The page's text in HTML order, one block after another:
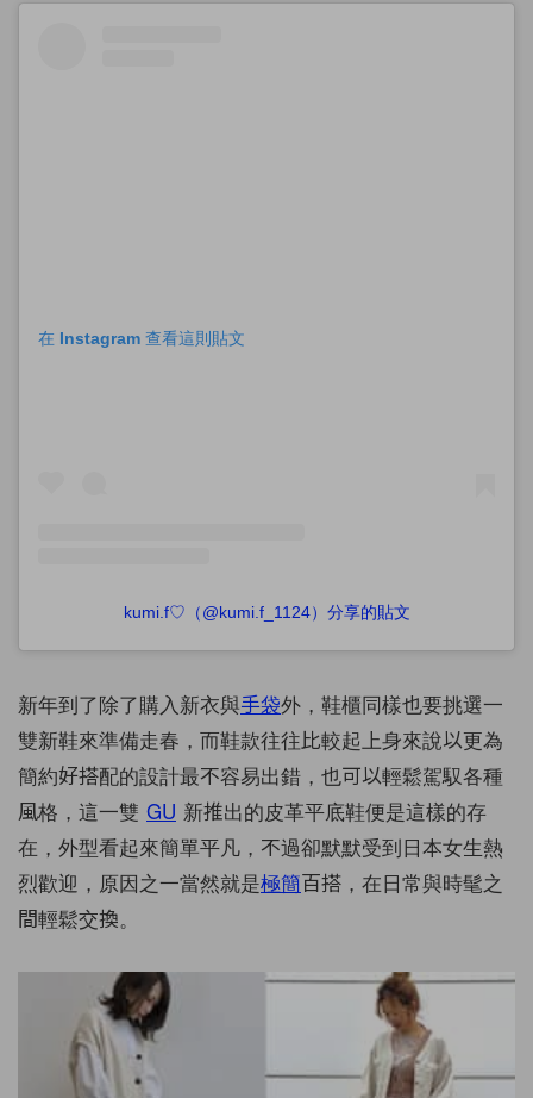
在 Instagram 查看這則貼文
kumi.f♡（@kumi.f_1124）分享的貼文
新年到了除了購入新衣與手袋外，鞋櫃同樣也要挑選一
雙新鞋來準備走春，而鞋款往往比較起上身來說以更為
簡約好搭配的設計最不容易出錯，也可以輕鬆駕馭各種
風格，這一雙 GU 新推出的皮革平底鞋便是這樣的存
在，外型看起來簡單平凡，不過卻默默受到日本女生熱
烈歡迎，原因之一當然就是極簡百搭，在日常與時髦之
間輕鬆交換。